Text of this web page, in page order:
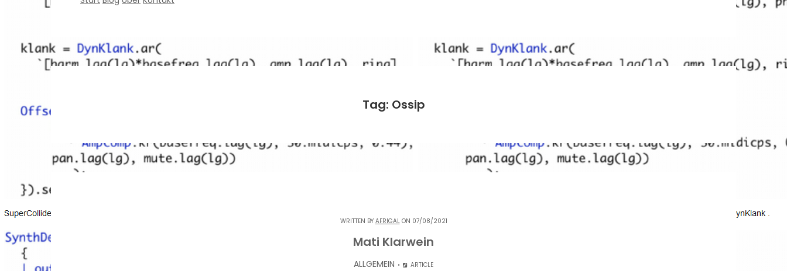
Tag: Ossip
WRITTEN BY AFRIGALON 07/08/2021
Mati Klarwein
ALLGEMEIN ARTICLE